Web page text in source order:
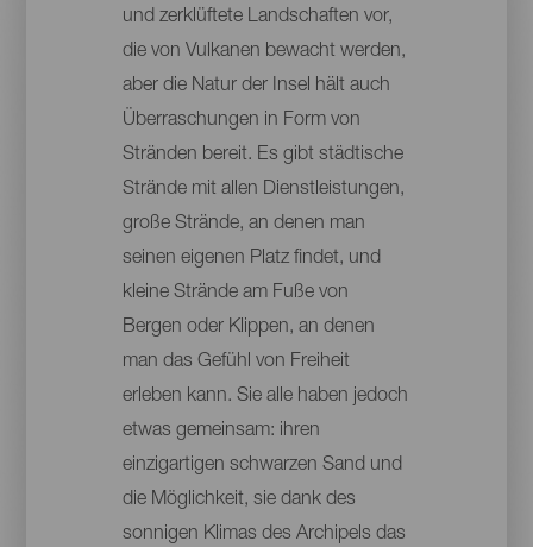
und zerklüftete Landschaften vor,
die von Vulkanen bewacht werden,
aber die Natur der Insel hält auch
Überraschungen in Form von
Stränden bereit. Es gibt städtische
Strände mit allen Dienstleistungen,
große Strände, an denen man
seinen eigenen Platz findet, und
kleine Strände am Fuße von
Bergen oder Klippen, an denen
man das Gefühl von Freiheit
erleben kann. Sie alle haben jedoch
etwas gemeinsam: ihren
einzigartigen schwarzen Sand und
die Möglichkeit, sie dank des
sonnigen Klimas des Archipels das